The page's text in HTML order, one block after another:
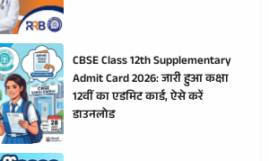
CBSE Class 12th Supplementary
Admit Card 2026: जारी हुआ कक्षा
12वीं का एडमिट कार्ड, ऐसे करें
डाउनलोड